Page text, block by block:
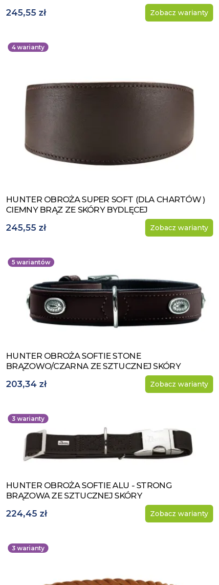
245,55 zł Zobacz warianty
4 warianty
Zobacz produkt
HUNTER OBROŻA SUPER SOFT (DLA CHARTÓW )
CIEMNY BRĄZ ZE SKÓRY BYDLĘCEJ
245,55 zł Zobacz warianty
5 wariantów
Zobacz produkt
HUNTER OBROŻA SOFTIE STONE
BRĄZOWO/CZARNA ZE SZTUCZNEJ SKÓRY
203,34 zł Zobacz warianty
3 warianty
Zobacz produkt
HUNTER OBROŻA SOFTIE ALU - STRONG
BRĄZOWA ZE SZTUCZNEJ SKÓRY
224,45 zł Zobacz warianty
3 warianty